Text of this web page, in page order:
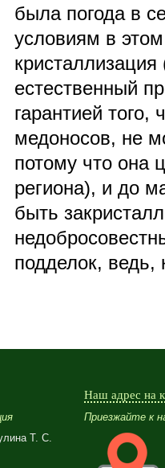
была погода в
условиям в
естественный
гарантией
медоносов, не
потому что она
региона), и до
быть
подделок, ведь,
Т. С.
Наш адрес на
Приезжайте к